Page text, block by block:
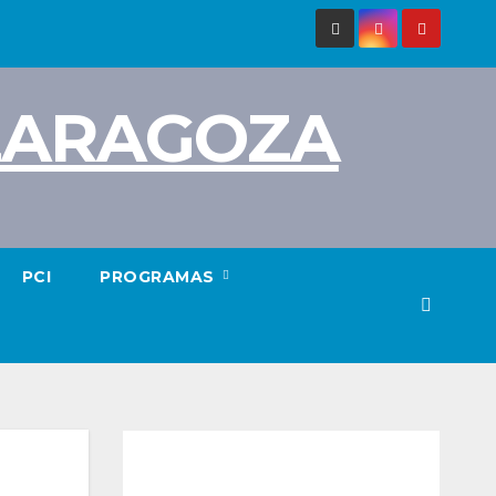
PCI PROGRAMAS